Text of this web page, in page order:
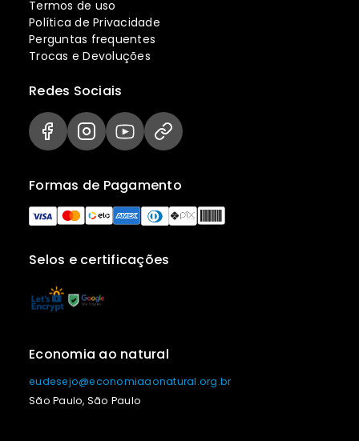
Termos de uso
Política de Privacidade
Perguntas frequentes
Trocas e Devoluções
Selos e certificações
Formas de Pagamento
Redes Sociais
Economia ao natural
eudesejo@economiaaonatural.org.br
São Paulo, São Paulo